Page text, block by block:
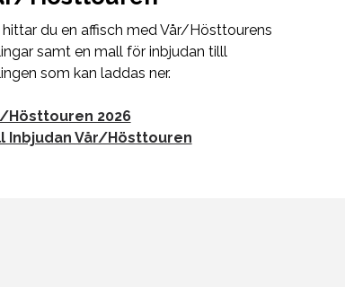
hittar du en affisch med Vår/Hösttourens
samt en mall för inbjudan tilll
som kan laddas ner.
Hösttouren 2026
Inbjudan Vår/Hösttouren